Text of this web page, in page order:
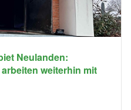
Neulanden:
weiterhin mit